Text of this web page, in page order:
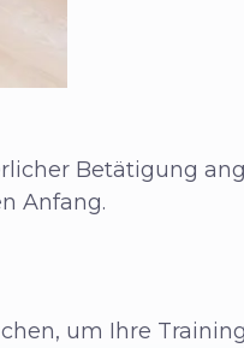
Betätigung
Anfang.
um Ihre